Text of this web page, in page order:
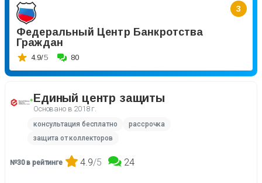
3
Федеральный Центр Банкротства
Граждан
4.9/5 80
Единый центр защиты
Основано в 2018 г.
консультация бесплатно
рассрочка
защита от коллекторов
№30 в рейтинге 4.9/5 24